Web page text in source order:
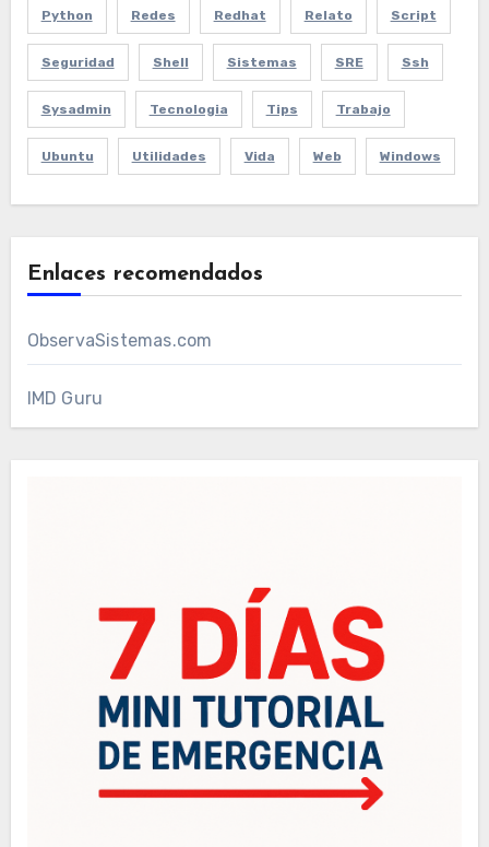
Python Redes Redhat Relato Script
Seguridad Shell Sistemas SRE Ssh
Sysadmin Tecnologia Tips Trabajo
Ubuntu Utilidades Vida Web Windows
Enlaces recomendados
ObservaSistemas.com
IMD Guru